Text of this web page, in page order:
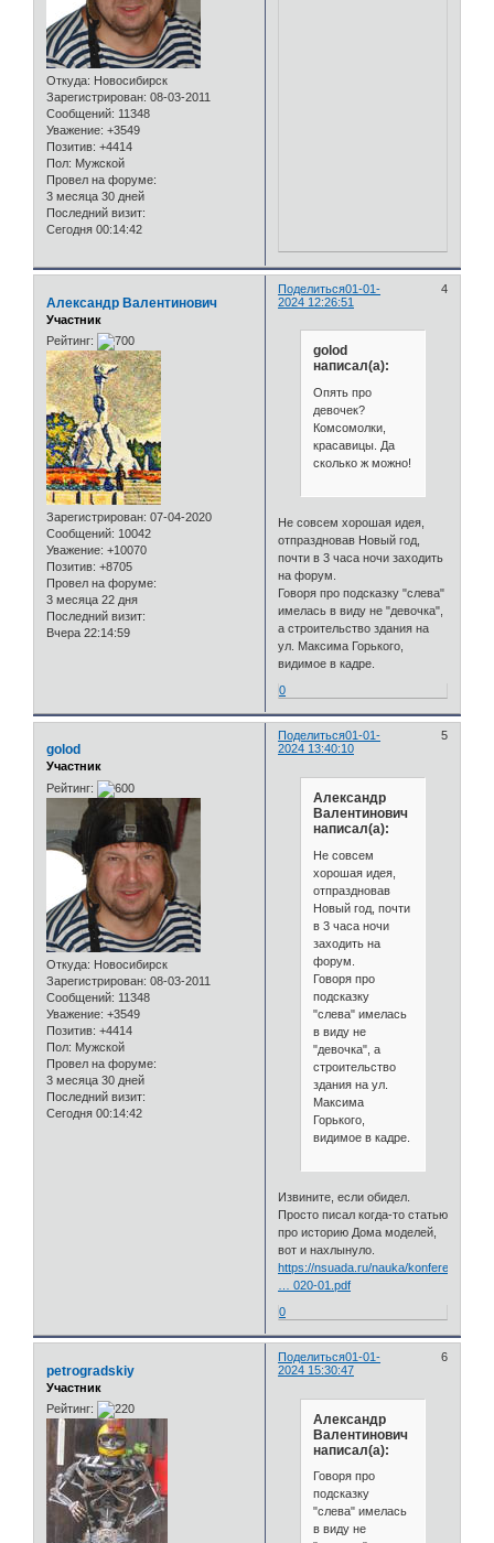
Откуда: Новосибирск
Зарегистрирован: 08-03-2011
Сообщений: 11348
Уважение: +3549
Позитив: +4414
Пол: Мужской
Провел на форуме:
3 месяца 30 дней
Последний визит:
Сегодня 00:14:42
Поделиться 4
01-01-
2024 12:26:51
Александр Валентинович
Участник
Рейтинг:
Зарегистрирован: 07-04-2020
Сообщений: 10042
Уважение: +10070
Позитив: +8705
Провел на форуме:
3 месяца 22 дня
Последний визит:
Вчера 22:14:59
golod
написал(а):
Опять про
девочек?
Комсомолки,
красавицы. Да
сколько ж можно!
Не совсем хорошая идея,
отпраздновав Новый год,
почти в 3 часа ночи заходить
на форум.
Говоря про подсказку "слева"
имелась в виду не "девочка",
а строительство здания на
ул. Максима Горького,
видимое в кадре.
0
Поделиться 5
01-01-
2024 13:40:10
golod
Участник
Рейтинг:
Откуда: Новосибирск
Зарегистрирован: 08-03-2011
Сообщений: 11348
Уважение: +3549
Позитив: +4414
Пол: Мужской
Провел на форуме:
3 месяца 30 дней
Последний визит:
Сегодня 00:14:42
Александр
Валентинович
написал(а):
Не совсем
хорошая идея,
отпраздновав
Новый год, почти
в 3 часа ночи
заходить на
форум.
Говоря про
подсказку
"слева" имелась
в виду не
"девочка", а
строительство
здания на ул.
Максима
Горького,
видимое в кадре.
Извините, если обидел.
Просто писал когда-то статью
про историю Дома моделей,
вот и нахлынуло.
https://nsuada.ru/nauka/konferentsii/re
… 020-01.pdf
0
Поделиться 6
01-01-
2024 15:30:47
petrogradskiy
Участник
Рейтинг:
Александр
Валентинович
написал(а):
Говоря про
подсказку
"слева" имелась
в виду не